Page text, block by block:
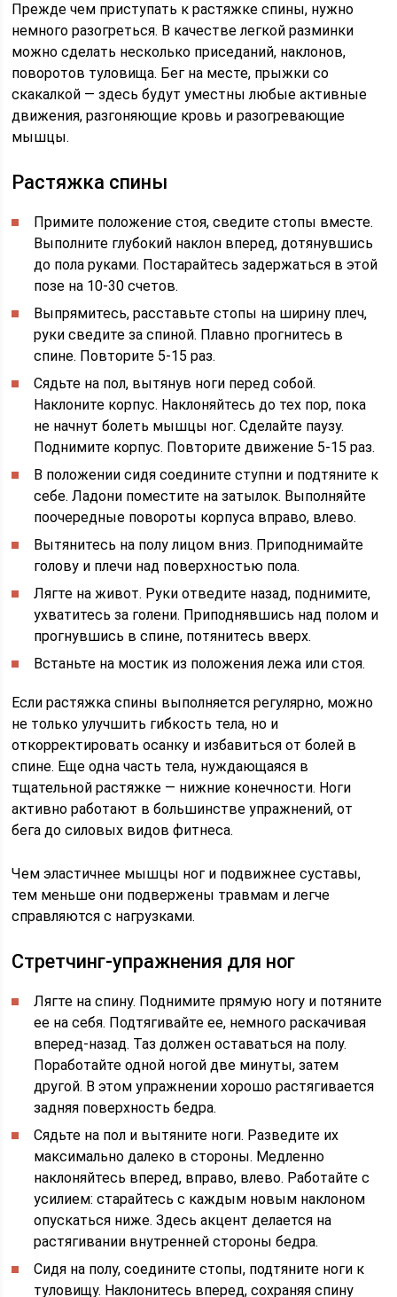
Прежде чем приступать к растяжке спины, нужно
немного разогреться. В качестве легкой разминки
можно сделать несколько приседаний, наклонов,
поворотов туловища. Бег на месте, прыжки со
скакалкой — здесь будут уместны любые активные
движения, разгоняющие кровь и разогревающие
мышцы.
Растяжка спины
Примите положение стоя, сведите стопы вместе.
Выполните глубокий наклон вперед, дотянувшись
до пола руками. Постарайтесь задержаться в этой
позе на 10-30 счетов.
Выпрямитесь, расставьте стопы на ширину плеч,
руки сведите за спиной. Плавно прогнитесь в
спине. Повторите 5-15 раз.
Сядьте на пол, вытянув ноги перед собой.
Наклоните корпус. Наклоняйтесь до тех пор, пока
не начнут болеть мышцы ног. Сделайте паузу.
Поднимите корпус. Повторите движение 5-15 раз.
В положении сидя соедините ступни и подтяните к
себе. Ладони поместите на затылок. Выполняйте
поочередные повороты корпуса вправо, влево.
Вытянитесь на полу лицом вниз. Приподнимайте
голову и плечи над поверхностью пола.
Лягте на живот. Руки отведите назад, поднимите,
ухватитесь за голени. Приподнявшись над полом и
прогнувшись в спине, потянитесь вверх.
Встаньте на мостик из положения лежа или стоя.
Если растяжка спины выполняется регулярно, можно
не только улучшить гибкость тела, но и
откорректировать осанку и избавиться от болей в
спине. Еще одна часть тела, нуждающаяся в
тщательной растяжке — нижние конечности. Ноги
активно работают в большинстве упражнений, от
бега до силовых видов фитнеса.
Чем эластичнее мышцы ног и подвижнее суставы,
тем меньше они подвержены травмам и легче
справляются с нагрузками.
Стретчинг-упражнения для ног
Лягте на спину. Поднимите прямую ногу и потяните
ее на себя. Подтягивайте ее, немного раскачивая
вперед-назад. Таз должен оставаться на полу.
Поработайте одной ногой две минуты, затем
другой. В этом упражнении хорошо растягивается
задняя поверхность бедра.
Сядьте на пол и вытяните ноги. Разведите их
максимально далеко в стороны. Медленно
наклоняйтесь вперед, вправо, влево. Работайте с
усилием: старайтесь с каждым новым наклоном
опускаться ниже. Здесь акцент делается на
растягивании внутренней стороны бедра.
Сидя на полу, соедините стопы, подтяните ноги к
туловищу. Наклонитесь вперед, сохраняя спину